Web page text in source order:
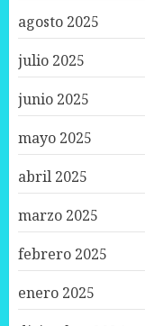
agosto 2025
julio 2025
junio 2025
mayo 2025
abril 2025
marzo 2025
febrero 2025
enero 2025